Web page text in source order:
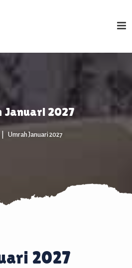
Januari 2027
Umrah Januari 2027
2027